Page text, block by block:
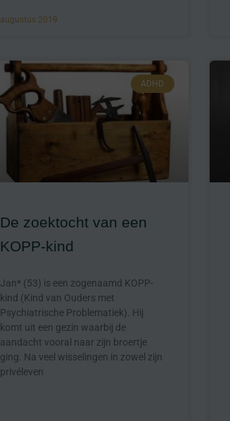
augustus 2019
ADHD
De zoektocht van een
KOPP-kind
Jan* (53) is een zogenaamd KOPP-
kind (Kind van Ouders met
Psychiatrische Problematiek). Hij
komt uit een gezin waarbij de
aandacht vooral naar zijn broertje
ging. Na veel wisselingen in zowel zijn
privéleven